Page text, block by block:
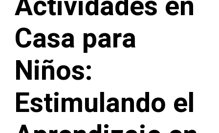
Casa para
Niños:
Estimulando el